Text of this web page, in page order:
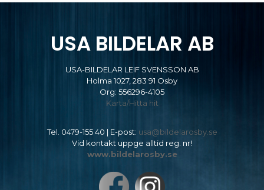
USA BILDELAR AB
USA-BILDELAR LEIF SVENSSON AB
Holma 1027, 283 91 Osby
Org: 556296-4105
Karta/Hitta hit
Tel. 0479-155 40 | E-post: usa@bildelarosby.se
Vid kontakt uppge alltid reg. nr!
www.bildelarosby.se